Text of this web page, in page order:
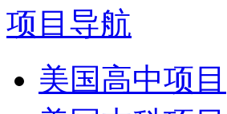
项目导航
美国高中项目